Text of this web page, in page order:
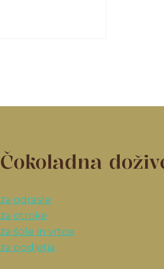
Čokoladna
za odrasle
za otroke
za šole in vrtce
za podjetja